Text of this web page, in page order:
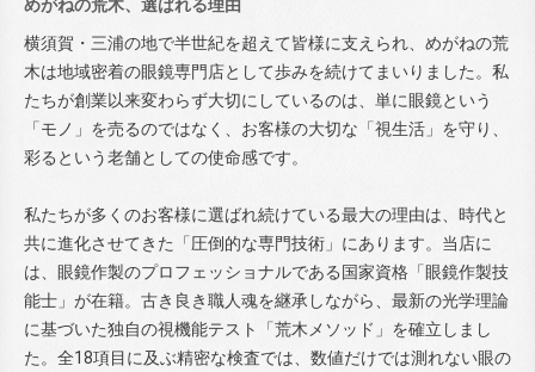
めがねの荒木、選ばれる理由
横須賀・三浦の地で半世紀を超えて皆様に支えられ、めがねの荒
木は地域密着の眼鏡専門店として歩みを続けてまいりました。私
たちが創業以来変わらず大切にしているのは、単に眼鏡という
「モノ」を売るのではなく、お客様の大切な「視生活」を守り、
彩るという老舗としての使命感です。
私たちが多くのお客様に選ばれ続けている最大の理由は、時代と
共に進化させてきた「圧倒的な専門技術」にあります。当店に
は、眼鏡作製のプロフェッショナルである国家資格「眼鏡作製技
能士」が在籍。古き良き職人魂を継承しながら、最新の光学理論
に基づいた独自の視機能テスト「荒木メソッド」を確立しまし
た。全18項目に及ぶ精密な検査では、数値だけでは測れない眼の